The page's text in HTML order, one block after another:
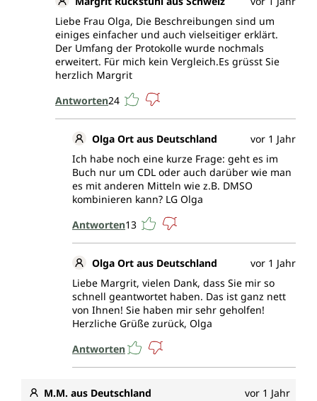
Liebe Frau Olga, Die Beschreibungen sind um
einiges einfacher und auch vielseitiger erklärt.
Der Umfang der Protokolle wurde nochmals
erweitert. Für mich kein Vergleich.Es grüsst Sie
herzlich Margrit
Antworten24
Olga Ort aus Deutschland
vor 1 Jahr
Ich habe noch eine kurze Frage: geht es im
Buch nur um CDL oder auch darüber wie man
es mit anderen Mitteln wie z.B. DMSO
kombinieren kann? LG Olga
Antworten13
Olga Ort aus Deutschland
vor 1 Jahr
Liebe Margrit, vielen Dank, dass Sie mir so
schnell geantwortet haben. Das ist ganz nett
von Ihnen! Sie haben mir sehr geholfen!
Herzliche Grüße zurück, Olga
Antworten
M.M. aus Deutschland vor 1 Jahr